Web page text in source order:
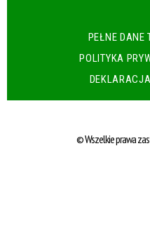
PEŁNE DANE
POLITYKA
© Wszelkie prawa